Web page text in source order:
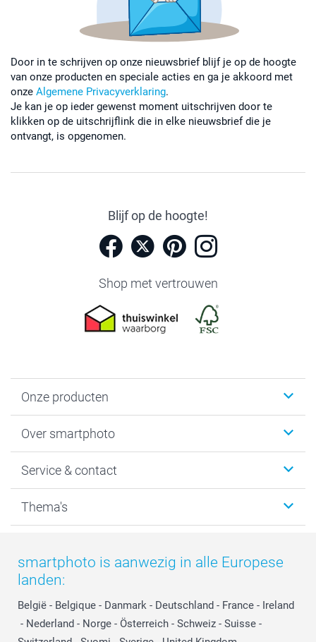
Door in te schrijven op onze nieuwsbrief blijf je op de hoogte
van onze producten en speciale acties en ga je akkoord met
onze Algemene Privacyverklaring.
Je kan je op ieder gewenst moment uitschrijven door te
klikken op de uitschrijflink die in elke nieuwsbrief die je
ontvangt, is opgenomen.
Blijf op de hoogte!
Shop met vertrouwen
Onze producten
Fotoboeken
Fotocadeaus
Kaarten
Over smartphoto
Vacatures
Bestelproces
Privacy
Cookiebeleid
Reviews
Prijslijst
Service & contact
Tevredenheidsgarantie
smartbonus
smartfriends
service@smartphoto.nl
Affiliate partnerprogramma
Thema's
Moederdag
Vaderdag
Huwelijk
smartphoto is aanwezig in alle Europese
landen:
België - Belgique - Danmark - Deutschland - France - Ireland
- Nederland - Norge - Österreich - Schweiz - Suisse -